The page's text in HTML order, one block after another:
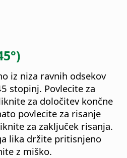
iz niza ravnih odsekov
stopinj. Povlecite za
za določitev končne
povlecite za risanje
za zaključek risanja.
lika držite pritisnjeno
z miško.